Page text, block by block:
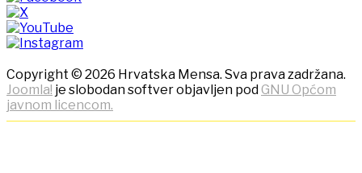
Copyright © 2026 Hrvatska Mensa. Sva prava zadržana.
Joomla! je slobodan softver objavljen pod GNU Općom
javnom licencom.